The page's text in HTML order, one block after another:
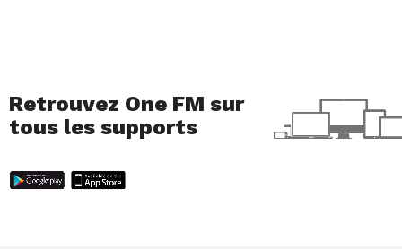
Retrouvez One FM sur
tous les supports